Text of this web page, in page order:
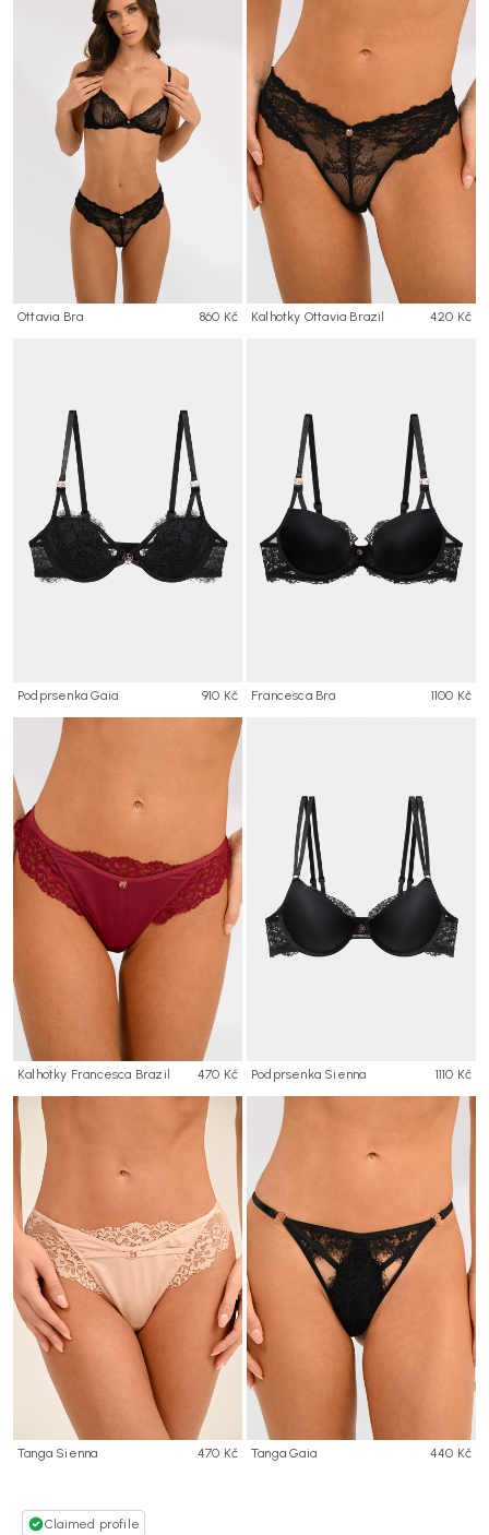
Ottavia Bra 860 Kč Kalhotky Ottavia Brazil 420 Kč
Podprsenka Gaia 910 Kč Francesca Bra 1100 Kč
Kalhotky Francesca Brazil 470 Kč Podprsenka Sienna 1110 Kč
Tanga Sienna 470 Kč Tanga Gaia 440 Kč
Claimed profile